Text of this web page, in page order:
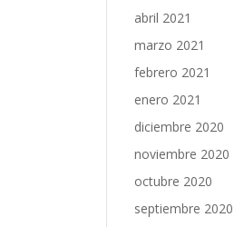
abril 2021
marzo 2021
febrero 2021
enero 2021
diciembre 2020
noviembre 2020
octubre 2020
septiembre 2020